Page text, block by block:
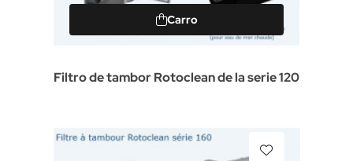
Carro
Filtro de tambor Rotoclean de la serie 120